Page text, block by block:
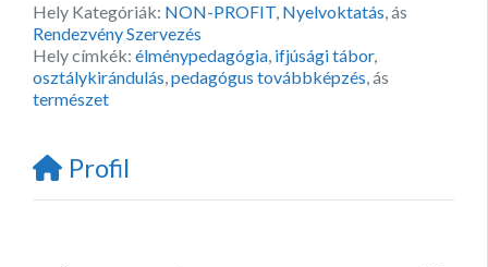
Hely Kategóriák: NON-PROFIT, Nyelvoktatás, ás
Rendezvény Szervezés
Hely címkék: élménypedagógia, ifjúsági tábor,
osztálykirándulás,pedagógus továbbképzés, ás
természet
Profil